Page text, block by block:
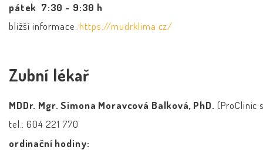
pátek 7:30 - 9:30 h
bližší informace:https://mudrklima.cz/
Zubní lékař
MDDr. Mgr. Simona Moravcová Balková, PhD. (ProClinic
tel.: 604 221 770
ordinační hodiny: